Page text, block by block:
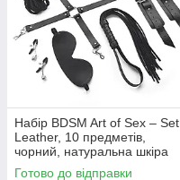
Набір BDSM Art of Sex – Set
Leather, 10 предметів,
чорний, натуральна шкіра
Готово до відправки